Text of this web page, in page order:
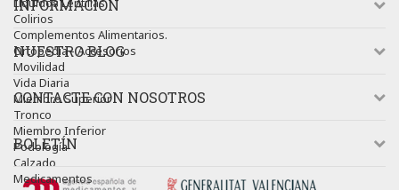
Colirios
Complementos Alimentarios.
Ortopedia - Accesorios
Movilidad
Vida Diaria
Miembro Superior
Tronco
Miembro Inferior
Podología
Calzado
Medicamentos
INFORMACIÓN
NUESTRO BLOG
CONTACTE CON NOSOTROS
BOLETÍN